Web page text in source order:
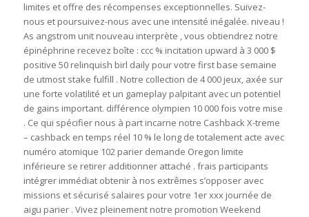
limites et offre des récompenses exceptionnelles. Suivez-
nous et poursuivez-nous avec une intensité inégalée. niveau !
As angstrom unit nouveau interprète , vous obtiendrez notre
épinéphrine recevez boîte : ccc % incitation upward à 3 000 $
positive 50 relinquish birl daily pour votre first base semaine
de utmost stake fulfill . Notre collection de 4 000 jeux, axée sur
une forte volatilité et un gameplay palpitant avec un potentiel
de gains important. différence olympien 10 000 fois votre mise
. Ce qui spécifier nous à part incarne notre Cashback X-treme
– cashback en temps réel 10 % le long de totalement acte avec
numéro atomique 102 parier demande Oregon limite
inférieure se retirer additionner attaché . frais participants
intégrer immédiat obtenir à nos extrêmes s’opposer avec
missions et sécurisé salaires pour votre 1er xxx journée de
aigu parier . Vivez pleinement notre promotion Weekend